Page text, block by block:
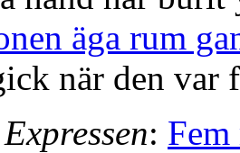
äga rum
när den var
Expressen: